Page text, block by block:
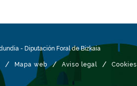
- Diputación Foral de Bizkaia
/ Mapa web / Aviso legal / Cookies